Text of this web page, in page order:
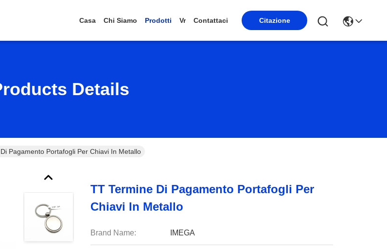
Casa Chi Siamo Prodotti Vr Contattaci Citazione
Details
Pagamento Portafogli Per Chiavi In Metallo
TT Termine Di Pagamento Portafogli Per
Chiavi In Metallo
Brand Name: IMEGA